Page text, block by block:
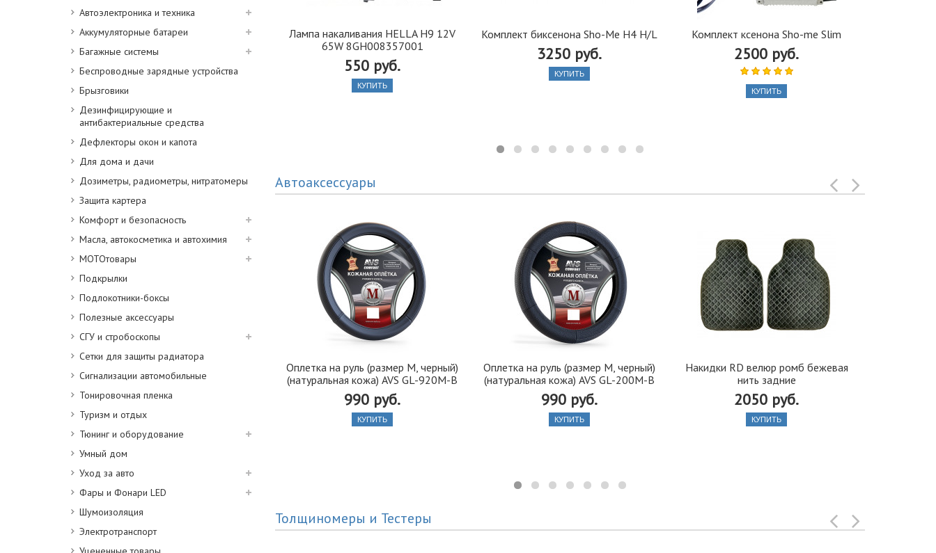
Автоэлектроника и техника
Аккумуляторные батареи
Багажные системы
Беспроводные зарядные устройства
Брызговики
Дезинфицирующие и
антибактериальные средства
Дефлекторы окон и капота
Для дома и дачи
Дозиметры, радиометры, нитратомеры
Защита картера
Комфорт и безопасность
Масла, автокосметика и автохимия
МОТОтовары
Подкрылки
Подлокотники-боксы
Полезные аксессуары
СГУ и стробоскопы
Сетки для защиты радиатора
Сигнализации автомобильные
Тонировочная пленка
Туризм и отдых
Тюнинг и оборудование
Умный дом
Уход за авто
Фары и Фонари LED
Шумоизоляция
Электротранспорт
Лампа накаливания HELLA H9 12V
65W 8GH008357001
550 руб.
КУПИТЬ
Комплект биксенона Sho-Me H4 H/L
3250 руб.
КУПИТЬ
Комплект ксенона Sho-me Slim
2500 руб.
КУПИТЬ
Автоаксессуары
Оплетка на руль (размер M, черный)
(натуральная кожа) AVS GL-920M-B
990 руб.
КУПИТЬ
Оплетка на руль (размер M, черный)
(натуральная кожа) AVS GL-200M-B
990 руб.
КУПИТЬ
Накидки RD велюр ромб бежевая
нить задние
2050 руб.
КУПИТЬ
Толщиномеры и Тестеры